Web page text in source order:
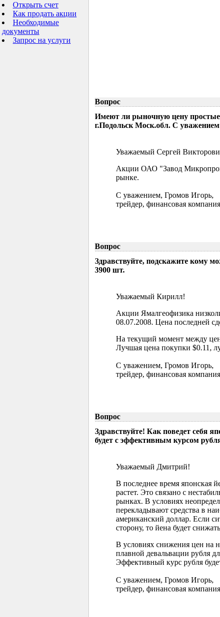
Открыть счет
Как продать акции
Необходимые
документы
Запрос на услуги
Вопрос
Имеют ли рыночную цену
г.Подольск Моск.обл. С
Уважаемый Сергей
Акции ОАО "Завод
рынке.
С уважением, Громов Игорь,
трейдер, финансовая
Вопрос
Здравствуйте, подскажите кому
3900 шт.
Уважаемый Кирилл!
Акции Ямалгеофизика
08.07.2008. Цена последней
На текущий момент между
Лучшая цена покупки $0.11,
С уважением, Громов Игорь,
трейдер, финансовая
Вопрос
Здравствуйте! Как поведет себя
будет с эффективным курсом
Уважаемый Дмитрий!
В последнее время
растет. Это связано с
рынках. В условиях
перекладывают средства в
американский доллар. Если
сторону, то йена будет
В условиях снижения цен на
плавной девальвации рубля
Эффективный курс рубля
С уважением, Громов Игорь,
трейдер, финансовая